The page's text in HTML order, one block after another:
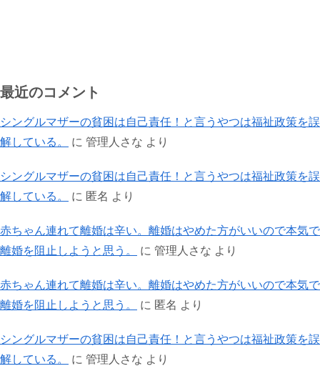
最近のコメント
シングルマザーの貧困は自己責任！と言うやつは福祉政策を誤
解している。
に 管理人さな より
シングルマザーの貧困は自己責任！と言うやつは福祉政策を誤
解している。
に 匿名 より
赤ちゃん連れて離婚は辛い。離婚はやめた方がいいので本気で
離婚を阻止しようと思う。
に 管理人さな より
赤ちゃん連れて離婚は辛い。離婚はやめた方がいいので本気で
離婚を阻止しようと思う。
に 匿名 より
シングルマザーの貧困は自己責任！と言うやつは福祉政策を誤
解している。
に 管理人さな より